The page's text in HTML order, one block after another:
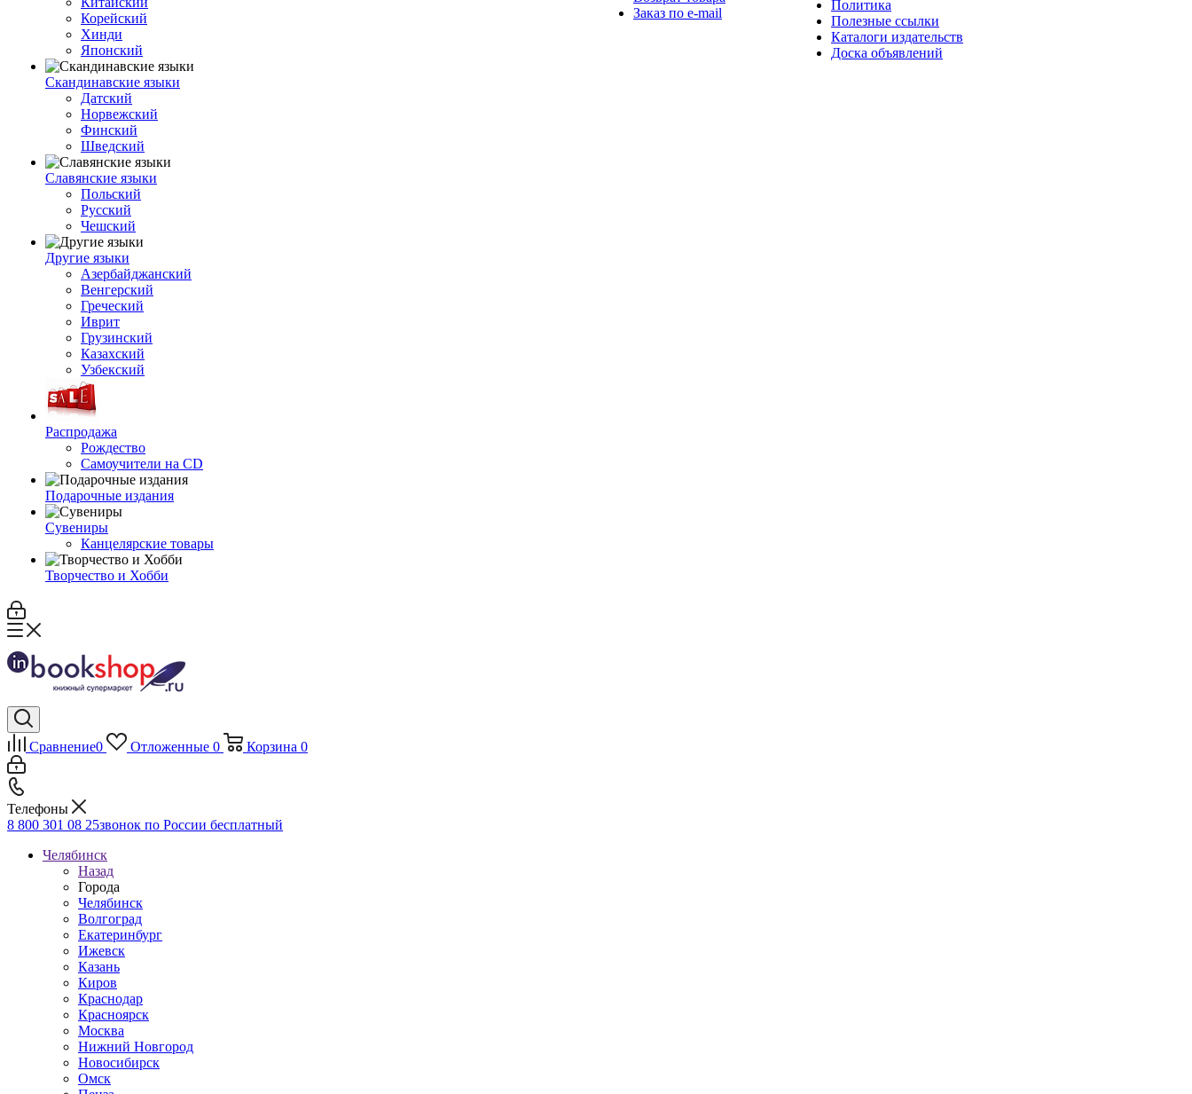
Корейский
Хинди
Японский
Скандинавские языки
Датский
Норвежский
Финский
Шведский
Славянские языки
Польский
Русский
Чешский
Другие языки
Азербайджанский
Венгерский
Греческий
Иврит
Грузинский
Казахский
Узбекский
Распродажа
Рождество
Самоучители на CD
Подарочные издания
Сувениры
Канцелярские товары
Творчество и Хобби
Заказ по e-mail
Политика
Полезные ссылки
Каталоги издательств
Доска объявлений
Сравнение0 Отложенные 0 Корзина 0
Телефоны
8 800 301 08 25звонок по России бесплатный
Челябинск
Назад
Города
Челябинск
Волгоград
Екатеринбург
Ижевск
Казань
Киров
Краснодар
Красноярск
Москва
Нижний Новгород
Новосибирск
Омск